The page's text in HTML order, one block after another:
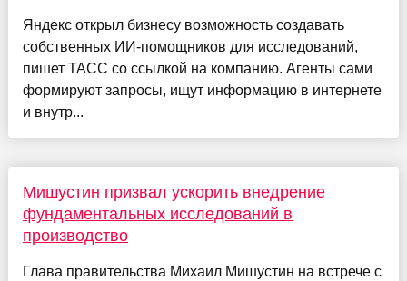
Яндекс открыл бизнесу возможность создавать
собственных ИИ-помощников для исследований,
пишет ТАСС со ссылкой на компанию. Агенты сами
формируют запросы, ищут информацию в интернете
и внутр...
Мишустин призвал ускорить внедрение
фундаментальных исследований в
производство
Глава правительства Михаил Мишустин на встрече с